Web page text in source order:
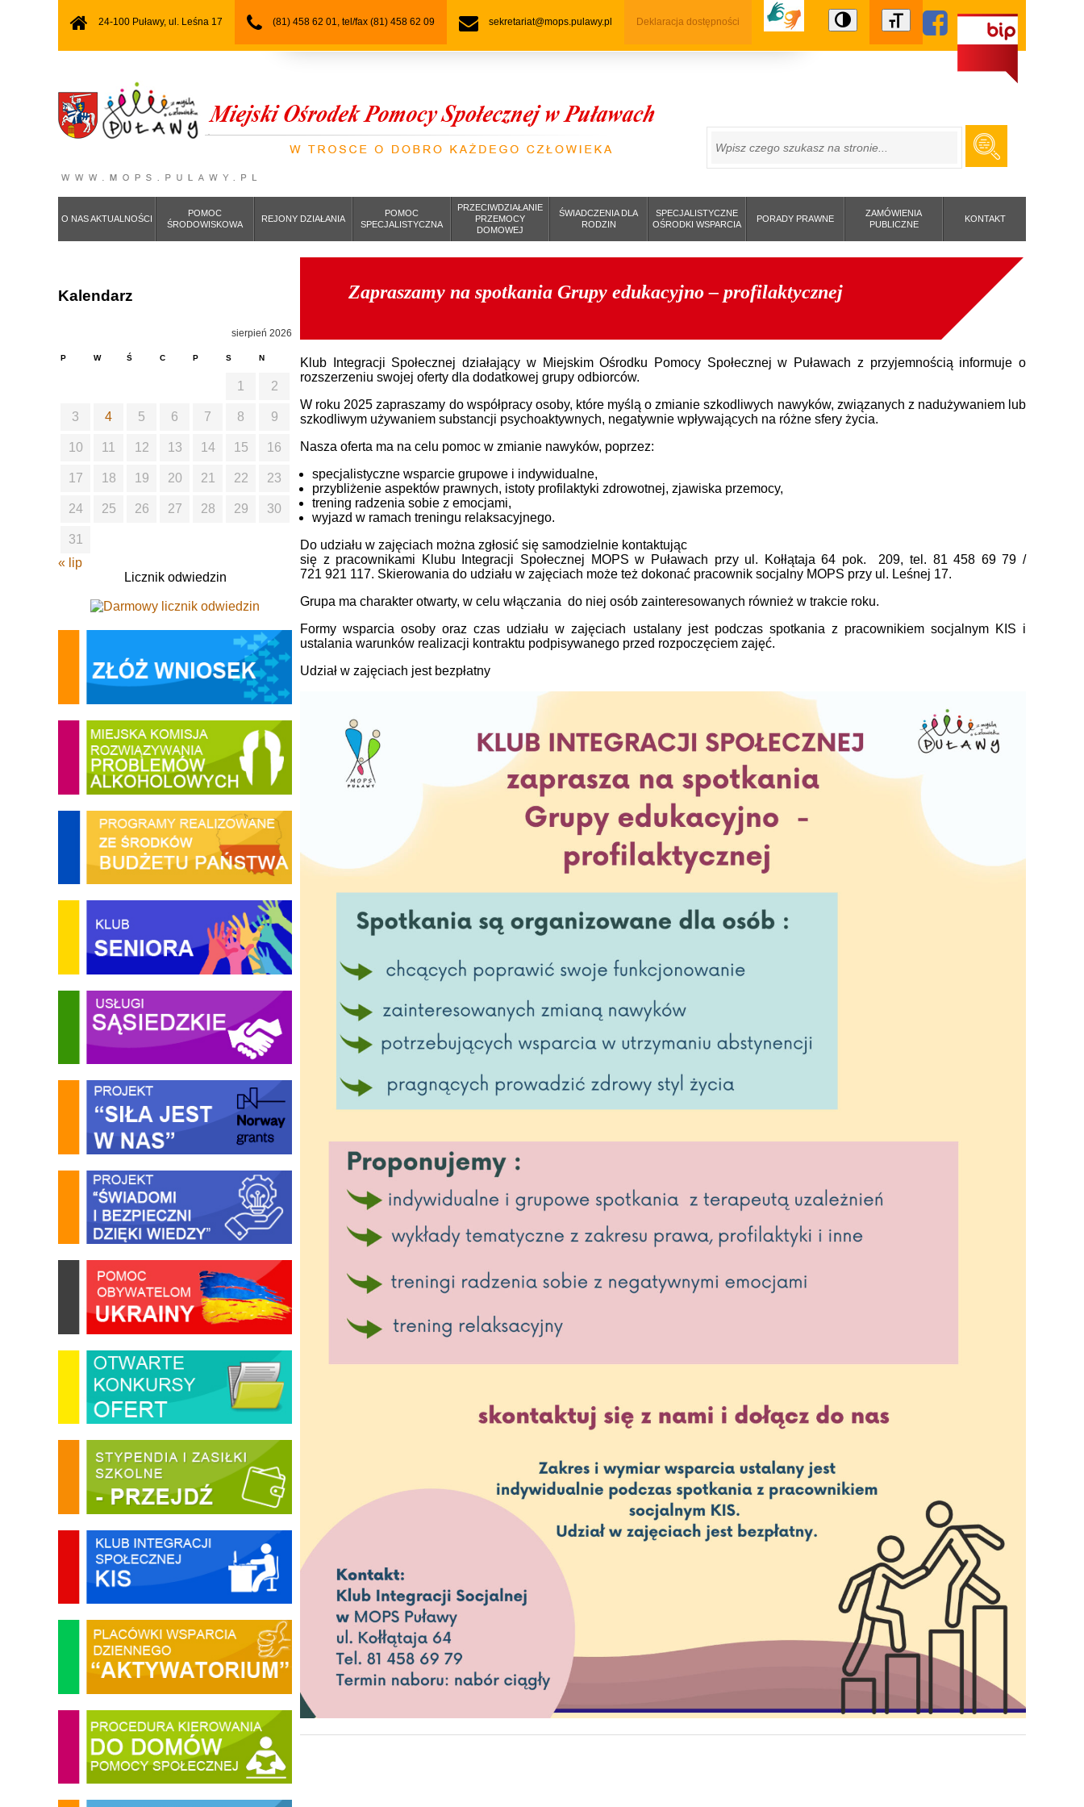
24-100 Puławy, ul. Leśna 17 (81) 458 62 01, tel/fax (81) 458 62 09 sekretariat@mops.pulawy.pl Deklaracja dostępności
SZUKAJ
O NAS AKTUALNOŚCI
POMOC
ŚRODOWISKOWA
REJONY DZIAŁANIA
POMOC
SPECJALISTYCZNA
PRZECIWDZIAŁANIE
PRZEMOCY
DOMOWEJ
ŚWIADCZENIA DLA
RODZIN
SPECJALISTYCZNE
OŚRODKI WSPARCIA
PORADY PRAWNE
ZAMÓWIENIA
PUBLICZNE
KONTAKT
Zapraszamy na spotkania Grupy edukacyjno – profilaktycznej
Klub Integracji Społecznej działający w Miejskim Ośrodku Pomocy Społecznej w Puławach z przyjemnością informuje o
rozszerzeniu swojej oferty dla dodatkowej grupy odbiorców.
W roku 2025 zapraszamy do współpracy osoby, które myślą o zmianie szkodliwych nawyków, związanych z nadużywaniem lub
szkodliwym używaniem substancji psychoaktywnych, negatywnie wpływających na różne sfery życia.
Nasza oferta ma na celu pomoc w zmianie nawyków, poprzez:
specjalistyczne wsparcie grupowe i indywidualne,
przybliżenie aspektów prawnych, istoty profilaktyki zdrowotnej, zjawiska przemocy,
trening radzenia sobie z emocjami,
wyjazd w ramach treningu relaksacyjnego.
Do udziału w zajęciach można zgłosić się samodzielnie kontaktując
się z pracownikami Klubu Integracji Społecznej MOPS w Puławach przy ul. Kołłątaja 64 pok. 209, tel. 81 458 69 79 /
721 921 117. Skierowania do udziału w zajęciach może też dokonać pracownik socjalny MOPS przy ul. Leśnej 17.
Grupa ma charakter otwarty, w celu włączania do niej osób zainteresowanych również w trakcie roku.
Formy wsparcia osoby oraz czas udziału w zajęciach ustalany jest podczas spotkania z pracownikiem socjalnym KIS i
ustalania warunków realizacji kontraktu podpisywanego przed rozpoczęciem zajęć.
Udział w zajęciach jest bezpłatny
Kalendarz
sierpień 2026
P W Ś C P S N
1 2
3 4 5 6 7 8 9
10 11 12 13 14 15 16
17 18 19 20 21 22 23
24 25 26 27 28 29 30
31
« lip
Licznik odwiedzin